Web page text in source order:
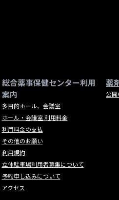
総合薬事保健センター利用
案内
多目的ホール、会議室
ホール・会議室 利用料金
利用料金の支払
その他のお願い
利用規約
立体駐車場利用者募集について
予約申し込みについて
アクセス
薬
公開